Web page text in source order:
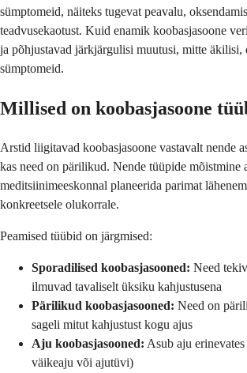
sümptomeid, näiteks tugevat peavalu,
teadvusekaotust. Kuid enamik koobasjasoone
ja põhjustavad järkjärgulisi muutusi, mitte äkilisi,
sümptomeid.
Millised on koobasjasoone
Arstid liigitavad koobasjasoone vastavalt nende
kas need on pärilikud. Nende tüüpide mõistmine
meditsiinimeeskonnal planeerida parimat
konkreetsele olukorrale.
Peamised tüübid on järgmised:
Sporadilised koobasjasooned: Need
ilmuvad tavaliselt üksiku kahjustusena
Pärilikud koobasjasooned: Need on
sageli mitut kahjustust kogu ajus
Aju koobasjasooned: Asub aju
väikeaju või ajutüvi)